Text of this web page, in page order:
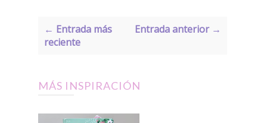
← Entrada más
reciente
Entrada anterior →
MÁS INSPIRACIÓN